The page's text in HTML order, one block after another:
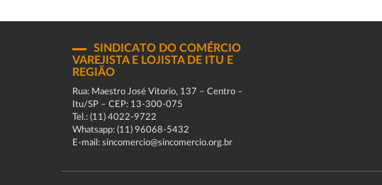
SINDICATO DO COMÉRCIO
VAREJISTA E LOJISTA DE ITU E
REGIÃO
Rua: Maestro José Vitorio, 137 – Centro –
Itu/SP – CEP: 13-300-075
Tel.: (11) 4022-9722
Whatsapp: (11) 96068-5432
E-mail: sincomercio@sincomercio.org.br